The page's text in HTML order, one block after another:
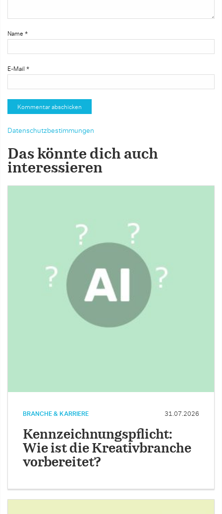
Name *
E-Mail *
Datenschutzbestimmungen
Das könnte dich auch
interessieren
BRANCHE & KARRIERE 31.07.2026
Kennzeichnungspflicht:
Wie ist die Kreativbranche
vorbereitet?